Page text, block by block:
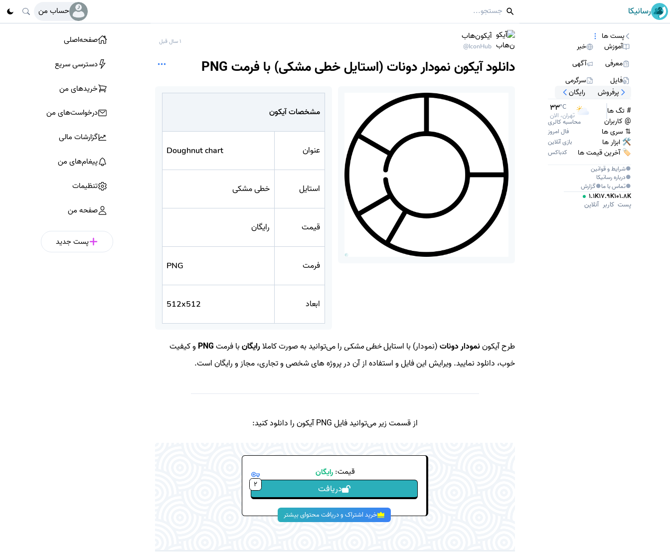
رسانیکا حساب من
آیکون‌هاب
@IconHub
1 سال قبل
دانلود آیکون نمودار دونات (استایل خطی مشکی) با فرمت PNG
مشخصات آیکون
عنوان Doughnut chart
استایل خطی مشکی
قیمت رایگان
فرمت PNG
ابعاد 512x512
طرح آیکوننمودار دونات(نمودار) با استایلخطی مشکیرا می‌توانید به صورت کاملا رایگانبا فرمتPNG و کیفیت
خوب، دانلود نمایید. ویرایش این فایل و استفاده از آن در پروژه های شخصی و تجاری، مجاز و رایگان است.
از قسمت زیر می‌توانید فایل PNG آیکون را دانلود کنید:
قیمت: رایگان
دریافت 2
خرید اشتراک و دریافت محتوای بیشتر
صفحه‌اصلی
دسترسی سریع
پست جدید
خرید‌های من
درخواست‌های من
گزارشات مالی
پیغام‌های من
تنظیمات
صفحه من
پست ها
آموزش
خبر
معرفی
آگهی
فایل
سرگرمی
پرفروش رایگان
# تگ ها 10% 33 °C
تهران، امروز @ کاربران محاسبه کالری
⇅ سری ها فال امروز
🛠 ابزار ها بازی آنلاین
🏷️ آخرین قیمت ها
کدباکس
●شرایط و قوانین
●دربارهرسانیکا
●تماس با ما●گزارش
101.8K
پست
17.9K
کاربر
1.1K
آنلاین